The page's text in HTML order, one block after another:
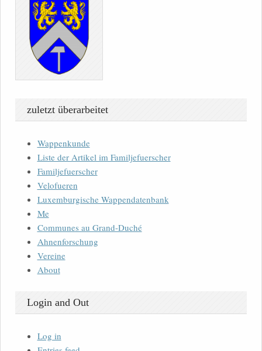
zuletzt überarbeitet
Wappenkunde
Liste der Artikel im Familjefuerscher
Familjefuerscher
Velofueren
Luxemburgische Wappendatenbank
Me
Communes au Grand-Duché
Ahnenforschung
Vereine
About
Login and Out
Log in